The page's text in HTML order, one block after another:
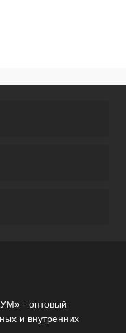
- оптовый
и внутренних